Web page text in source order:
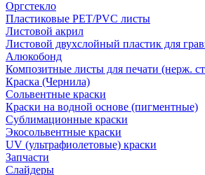
Оргстекло
Пластиковые PET/PVC листы
Листовой акрил
Листовой двухслойный пластик для
Алюкобонд
Композитные листы для печати (нерж.
Краска (Чернила)
Сольвентные краски
Краски на водной основе (пигментные)
Сублимационные краски
Экосольвентные краски
UV (ультрафиолетовые) краски
Запчасти
Слайдеры